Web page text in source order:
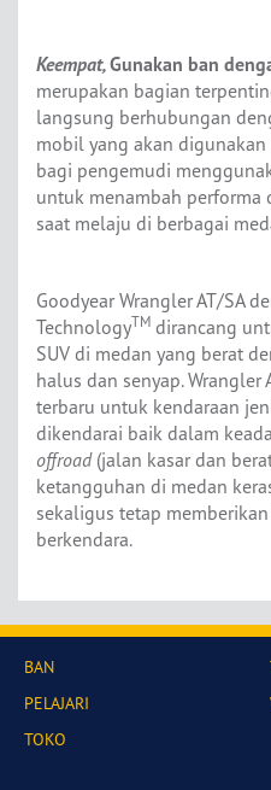
Keempat,Gunakan ban
merupakan bagian
langsung berhubungan
mobil yang akan
bagi pengemudi
untuk menambah performa
saat melaju di berbagai
Goodyear Wrangler AT/SA
TechnologyTM dirancang
SUV di medan yang berat
halus dan senyap. Wrangler
terbaru untuk kendaraan
dikendarai baik dalam
offroad(jalan kasar dan
ketangguhan di medan
sekaligus tetap
berkendara.
BAN
PELAJARI
TOKO